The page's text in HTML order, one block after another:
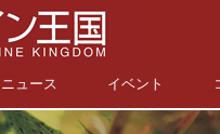
ニュース イベント